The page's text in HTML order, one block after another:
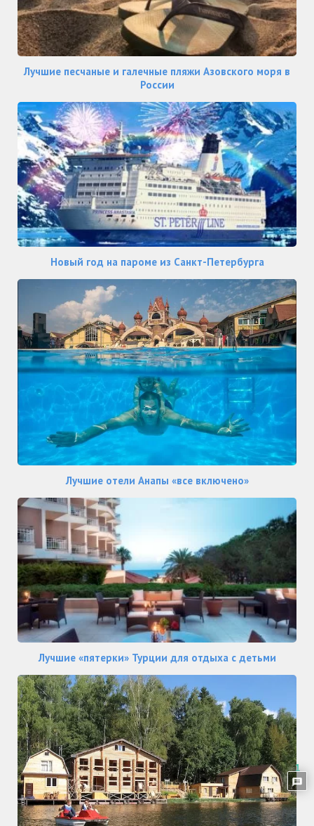
Лучшие песчаные и галечные пляжи Азовского моря в
России
Новый год на пароме из Санкт-Петербурга
Лучшие отели Анапы «все включено»
Лучшие «пятерки» Турции для отдыха с детьми
1